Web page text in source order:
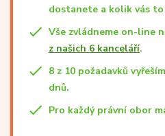
dostanete a kolik vás
Vše zvládneme on-line
z našich 6 kanceláří.
8 z 10 požadavků
dnů.
Pro každý právní obor